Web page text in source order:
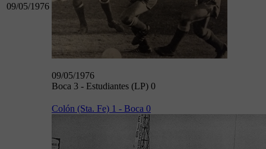
09/05/1976
09/05/1976
Boca 3 - Estudiantes (LP) 0
Colón (Sta. Fe) 1 - Boca 0